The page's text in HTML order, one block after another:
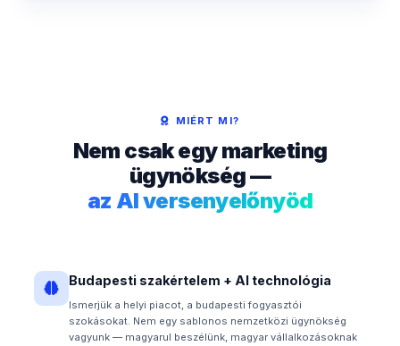
MIÉRT MI?
Nem csak egy marketing
ügynökség —
az AI versenyelőnyöd
Budapesti szakértelem + AI technológia
Ismerjük a helyi piacot, a budapesti fogyasztói
szokásokat. Nem egy sablonos nemzetközi ügynökség
vagyunk — magyarul beszélünk, magyar vállalkozásoknak